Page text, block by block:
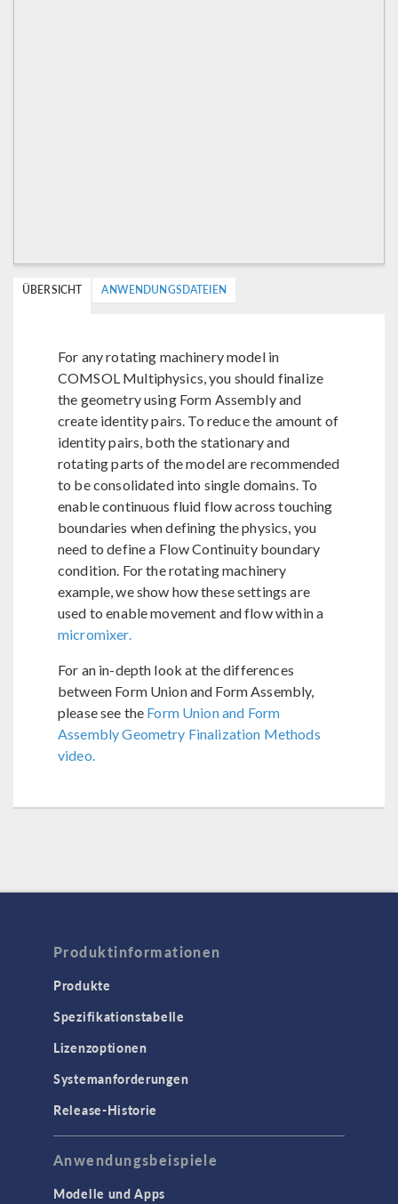
ÜBERSICHT ANWENDUNGSDATEIEN
For any rotating machinery model in
COMSOL Multiphysics, you should finalize
the geometry using Form Assembly and
create identity pairs. To reduce the amount of
identity pairs, both the stationary and
rotating parts of the model are recommended
to be consolidated into single domains. To
enable continuous fluid flow across touching
boundaries when defining the physics, you
need to define a Flow Continuity boundary
condition. For the rotating machinery
example, we show how these settings are
used to enable movement and flow within a
micromixer.
For an in-depth look at the differences
between Form Union and Form Assembly,
please see the Form Union and Form
Assembly Geometry Finalization Methods
video.
Produktinformationen
Produkte
Spezifikationstabelle
Lizenzoptionen
Systemanforderungen
Release-Historie
Anwendungsbeispiele
Modelle und Apps